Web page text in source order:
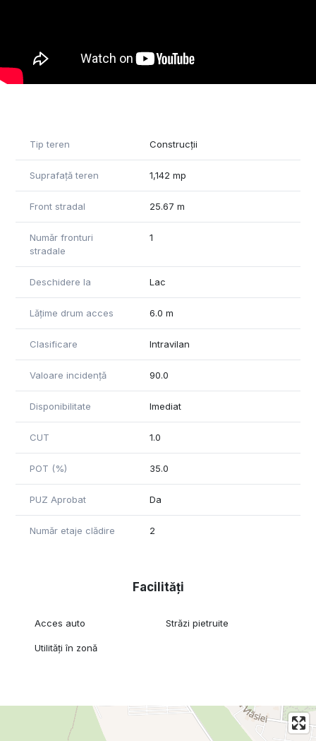
investiție sau pentru construcția unei reședințe într-o zonă
liniștită, cu acces rapid către București și localitățile limitrofe.
Tip teren Construcții
Suprafață teren 1,142 mp
Front stradal 25.67 m
Număr fronturi
stradale
1
Deschidere la Lac
Lățime drum acces 6.0 m
Clasificare Intravilan
Valoare incidență 90.0
Disponibilitate Imediat
CUT 1.0
POT (%) 35.0
PUZ Aprobat Da
Număr etaje clădire 2
Facilități
Acces auto Străzi pietruite
Utilități în zonă